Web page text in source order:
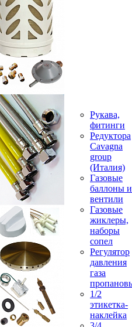
Рукава,
фитинги
Редуктора
Cavagna
group
(Италия)
Газовые
баллоны и
вентили
Газовые
жиклеры,
наборы
сопел
Регулятор
давления
газа
1/2
этикетка-
наклейка